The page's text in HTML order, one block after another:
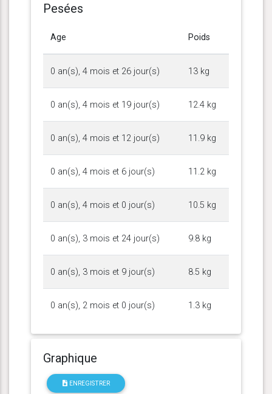
Pesées
Age Poids
0 an(s), 4 mois et 26 jour(s) 13 kg
0 an(s), 4 mois et 19 jour(s) 12.4 kg
0 an(s), 4 mois et 12 jour(s) 11.9 kg
0 an(s), 4 mois et 6 jour(s) 11.2 kg
0 an(s), 4 mois et 0 jour(s) 10.5 kg
0 an(s), 3 mois et 24 jour(s) 9.8 kg
0 an(s), 3 mois et 9 jour(s) 8.5 kg
0 an(s), 2 mois et 0 jour(s) 1.3 kg
Graphique
ENREGISTRER